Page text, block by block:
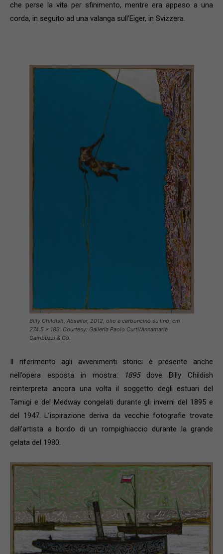
che perse la vita per sfinimento, mentre era appeso a una
corda, in seguito ad una valanga sull’Eiger, in Svizzera.
Billy Childish, Abseiler, 2012, olio e carboncino su lino, cm
274.5 x 183. Courtesy: Galleria Paolo Curti/Annamaria
Gambuzzi & Co.
Il riferimento agli avvenimenti storici è presente anche
nell’opera esposta in mostra:
1895dove Billy Childish
reinterpreta ancora una volta il soggetto degli estuari del
Tamigi e del Medway congelati durante gli inverni del 1895 e
del 1947. L’ispirazione deriva da vecchie fotografie trovate
dall’artista a bordo di un rompighiaccio durante la grande
gelata del 1980.